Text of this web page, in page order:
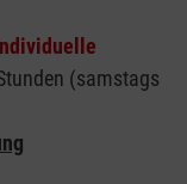
(samstags